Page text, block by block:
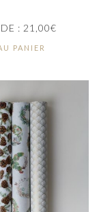
: 21,00€
PANIER